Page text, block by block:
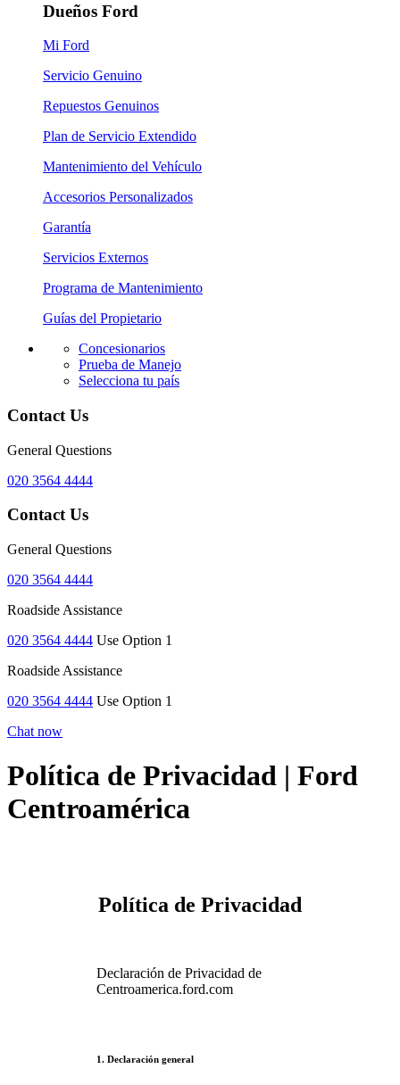
Dueños Ford
Mi Ford
Servicio Genuino
Repuestos Genuinos
Plan de Servicio Extendido
Mantenimiento del Vehículo
Accesorios Personalizados
Garantía
Servicios Externos
Programa de Mantenimiento
Guías del Propietario
Concesionarios
Prueba de Manejo
Selecciona tu país
Contact Us
General Questions
020 3564 4444
Contact Us
General Questions
020 3564 4444
Roadside Assistance
020 3564 4444 Use Option 1
Roadside Assistance
020 3564 4444 Use Option 1
Chat now
Política de Privacidad | Ford
Centroamérica
Política de Privacidad
Declaración de Privacidad de
Centroamerica.ford.com
1. Declaración general